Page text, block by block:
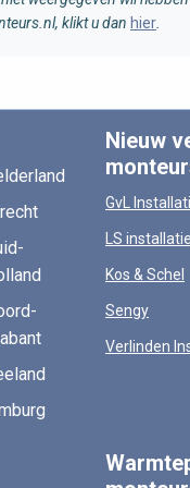
klikt u dan hier
Nieuw
GvL
LS installatie
Kos & Schel
Sengy
Verlinden